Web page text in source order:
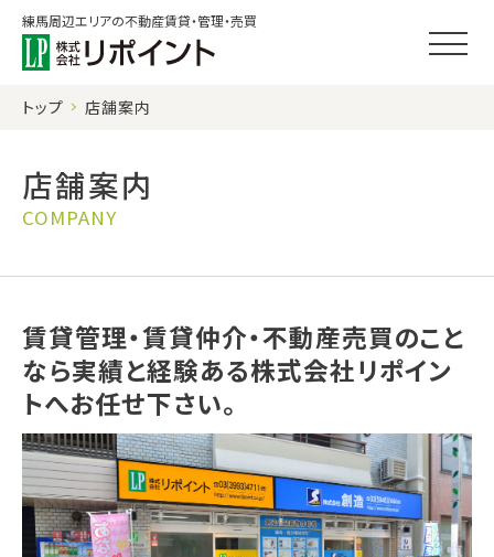
練馬周辺エリアの不動産賃貸・管理・売買
トップ 店舗案内
店舗案内
COMPANY
賃貸管理・賃貸仲介・不動産売買のこと
なら実績と経験ある株式会社リポイン
トへお任せ下さい。